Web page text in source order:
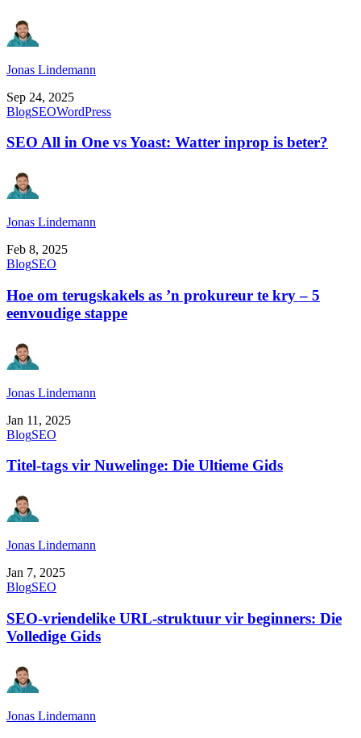
Jonas Lindemann
Sep 24, 2025
BlogSEOWordPress
SEO All in One vs Yoast: Watter inprop is beter?
Jonas Lindemann
Feb 8, 2025
BlogSEO
Hoe om terugskakels as ’n prokureur te kry – 5
eenvoudige stappe
Jonas Lindemann
Jan 11, 2025
BlogSEO
Titel-tags vir Nuwelinge: Die Ultieme Gids
Jonas Lindemann
Jan 7, 2025
BlogSEO
SEO-vriendelike URL-struktuur vir beginners: Die
Volledige Gids
Jonas Lindemann